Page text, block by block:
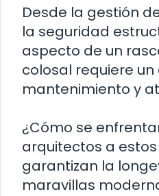
Desde la gestión
la seguridad
aspecto de un
colosal requiere
mantenimiento y
¿Cómo se
arquitectos a
garantizan la
maravillas